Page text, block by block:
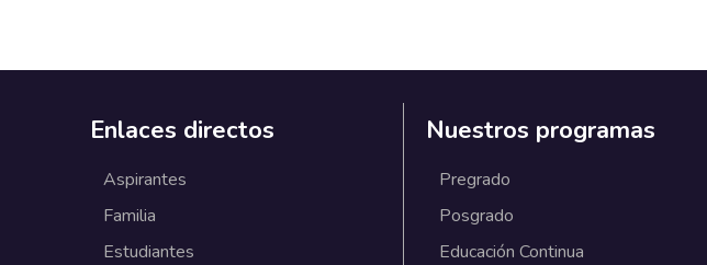
Enlaces directos
Aspirantes
Familia
Estudiantes
Nuestros programas
Pregrado
Posgrado
Educación Continua